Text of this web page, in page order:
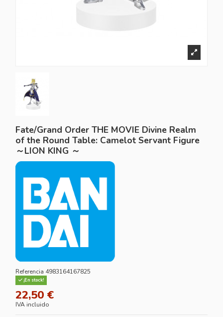
Fate/Grand Order THE MOVIE Divine Realm
of the Round Table: Camelot Servant Figure
～LION KING ～
Referencia 4983164167825
¡En stock!
22,50 €
IVA incluido